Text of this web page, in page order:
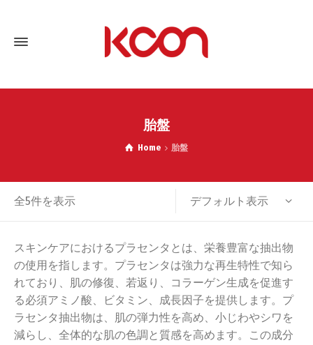
胎盤
Home 胎盤
全5件を表示 デフォルト表示
スキンケアにおけるプラセンタとは、栄養豊富な抽出物
の使用を指します。プラセンタは強力な再生特性で知ら
れており、肌の修復、若返り、コラーゲン生成を促進す
る必須アミノ酸、ビタミン、成長因子を提供します。プ
ラセンタ抽出物は、肌の弾力性を高め、小じわやシワを
減らし、全体的な肌の色調と質感を高めます。この成分